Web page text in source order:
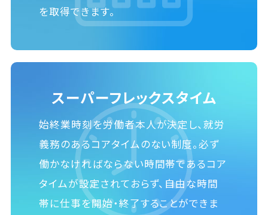
を取得できます。
スーパーフレックスタイム
始終業時刻を労働者本人が決定し、就労
義務のあるコアタイムのない制度。必ず
働かなければならない時間帯であるコア
タイムが設定されておらず、自由な時間
帯に仕事を開始・終了することができま